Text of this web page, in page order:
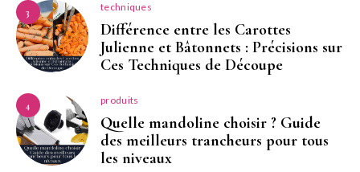
3 techniques
Différence entre les Carottes
Julienne et Bâtonnets : Précisions sur
Ces Techniques de Découpe
4 produits
Quelle mandoline choisir ? Guide
des meilleurs trancheurs pour tous
les niveaux